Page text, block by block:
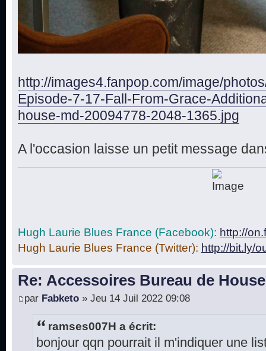
http://images4.fanpop.com/image/
Episode-7-17-Fall-From-Grace-
house-md-20094778-2048-1365.jpg
A l'occasion laisse un petit message
Hugh Laurie Blues France (Facebook): http://
Hugh Laurie Blues France (Twitter): http://bit.ly/
Re: Accessoires Bureau de House
par Fabketo » Jeu 14 Juil 2022 09:08
ramses007H a écrit:
bonjour qqn pourrait il m'indiquer une